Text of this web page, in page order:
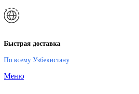
Быстрая доставка
По всему Узбекистану
Меню